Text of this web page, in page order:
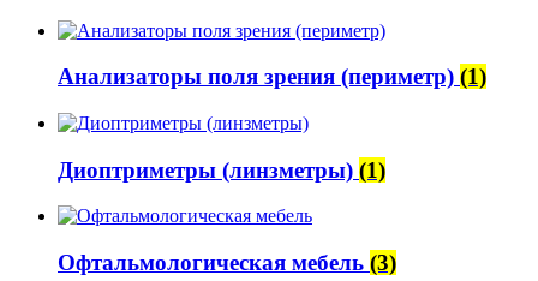
Анализаторы поля зрения (периметр) (1)
Диоптриметры (линзметры) (1)
Офтальмологическая мебель (3)